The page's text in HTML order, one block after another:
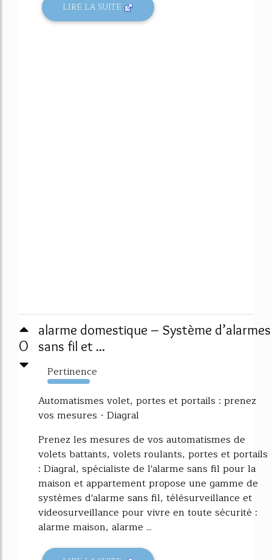
LIRE LA SUITE
0
alarme domestique – Système d’alarmes
sans fil et ...
Pertinence
5790%
Automatismes volet, portes et portails : prenez
vos mesures - Diagral
Prenez les mesures de vos automatismes de
volets battants, volets roulants, portes et portails
: Diagral, spécialiste de l'alarme sans fil pour la
maison et appartement propose une gamme de
systèmes d'alarme sans fil, télésurveillance et
videosurveillance pour vivre en toute sécurité :
alarme maison, alarme ...